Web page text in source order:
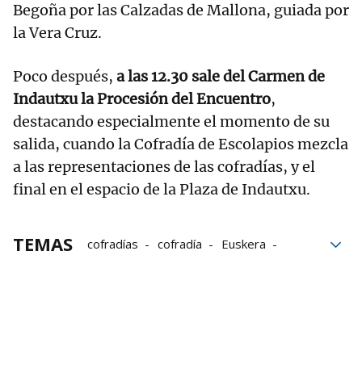
Begoña por las Calzadas de Mallona, guiada por
la Vera Cruz.
Poco después, a las 12.30 sale del Carmen de
Indautxu la Procesión del Encuentro,
destacando especialmente el momento de su
salida, cuando la Cofradía de Escolapios mezcla
a las representaciones de las cofradías, y el
final en el espacio de la Plaza de Indautxu.
TEMAS cofradías cofradía
Euskera